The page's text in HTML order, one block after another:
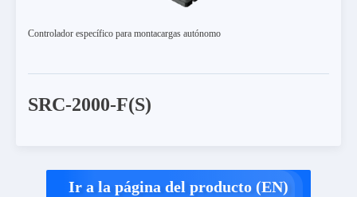
Controlador específico para montacargas autónomo
SRC-2000-F(S)
Ir a la página del producto (EN)